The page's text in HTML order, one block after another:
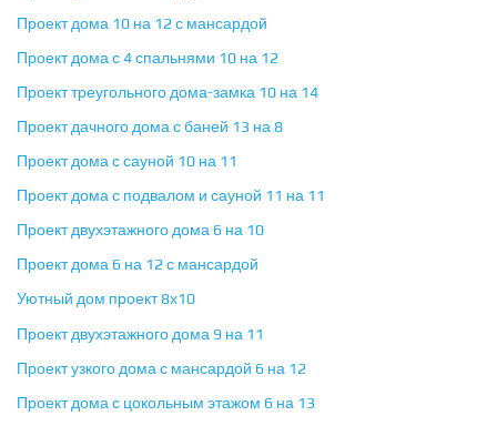
Проект дома 10 на 12 с мансардой
Проект дома с 4 спальнями 10 на 12
Проект треугольного дома-замка 10 на 14
Проект дачного дома с баней 13 на 8
Проект дома с сауной 10 на 11
Проект дома с подвалом и сауной 11 на 11
Проект двухэтажного дома 6 на 10
Проект дома 6 на 12 с мансардой
Уютный дом проект 8х10
Проект двухэтажного дома 9 на 11
Проект узкого дома с мансардой 6 на 12
Проект дома с цокольным этажом 6 на 13